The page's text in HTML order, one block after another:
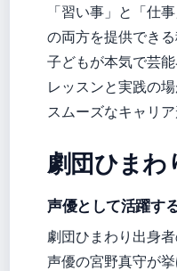
「習い事」と「仕事
の両方を提供できる
子どもが本気で芸能
レッスンと実践の
スムーズなキャリ
劇団ひまわ
声優として活躍す
劇団ひまわり出身者
声優の宮野真守が挙